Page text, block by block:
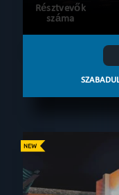
Résztvevők
száma